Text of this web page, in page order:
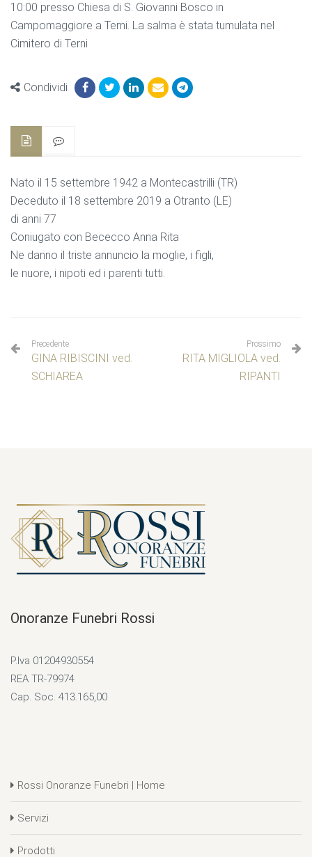
10:00 presso Chiesa di S. Giovanni Bosco in
Campomaggiore a Terni. La salma è stata tumulata nel
Cimitero di Terni
Condividi
Nato il 15 settembre 1942 a Montecastrilli (TR)
Deceduto il 18 settembre 2019 a Otranto (LE)
di anni 77
Coniugato con Bececco Anna Rita
Ne danno il triste annuncio la moglie, i figli,
le nuore, i nipoti ed i parenti tutti.
Precedente
GINA RIBISCINI ved.
SCHIAREA
Prossimo
RITA MIGLIOLA ved.
RIPANTI
Onoranze Funebri Rossi
P.Iva 01204930554
REA TR-79974
Cap. Soc. 413.165,00
Rossi Onoranze Funebri | Home
Servizi
Prodotti